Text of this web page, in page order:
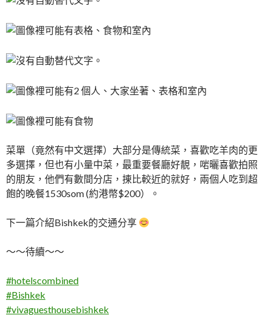
菜單（竟然有中文選擇）大部分是傳統菜，喜歡吃羊肉的更
多選擇，但也有小量中菜，最重要餐廳好靚，啱曬喜歡拍照
的朋友，他們有數間分店，㨂比較近的就好，兩個人吃到超
飽的晚餐1530som (約港幣$200）。
下一篇介紹Bishkek的交通分享
～～待續～～
#hotelscombined
#Bishkek
#vivaguesthousebishkek